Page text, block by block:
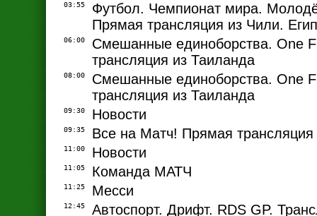
03:55
Футбол. Чемпионат мира.
Прямая трансляция из Чили.
06:00
Смешанные единоборства. One
трансляция из Таиланда
08:00
Смешанные единоборства. One
трансляция из Таиланда
09:30 Новости
09:35 Все на Матч! Прямая трансляция
11:00 Новости
11:05 Команда МАТЧ
11:25 Месси
12:45
Автоспорт. Дрифт. RDS GP.